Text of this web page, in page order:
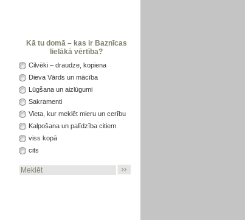
Kā tu domā – kas ir Baznīcas
lielākā vērtība?
Cilvēki – draudze, kopiena
Dieva Vārds un mācība
Lūgšana un aizlūgumi
Sakramenti
Vieta, kur meklēt mieru un cerību
Kalpošana un palīdzība citiem
viss kopā
cits